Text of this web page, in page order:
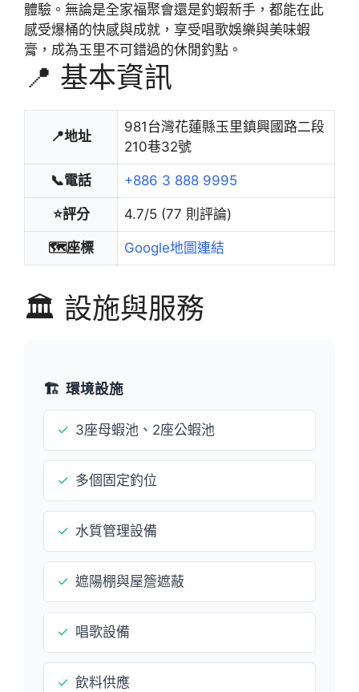
體驗。無論是全家福聚會還是釣蝦新手，都能在此
感受爆桶的快感與成就，享受唱歌娛樂與美味蝦
膏，成為玉里不可錯過的休閒釣點。
📍 基本資訊
📍地址
981台灣花蓮縣玉里鎮興國路二段
210巷32號
📞電話 +886 3 888 9995
⭐評分 4.7/5 (77 則評論)
🗺️座標 Google地圖連結
🏛️ 設施與服務
🏗️ 環境設施
✓ 3座母蝦池、2座公蝦池
✓ 多個固定釣位
✓ 水質管理設備
✓ 遮陽棚與屋簷遮蔽
✓ 唱歌設備
✓ 飲料供應